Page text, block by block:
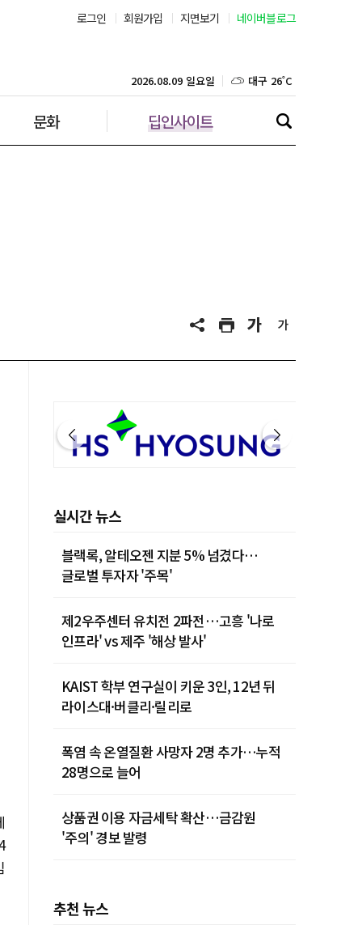
로그인 회원가입 지면보기 네이버블로그
문화 딥인사이트
2026.08.09 일요일 대구 26˚C
인천 26˚C
제주 27˚C
실시간 뉴스
블랙록, 알테오젠 지분 5% 넘겼다…
글로벌 투자자 '주목'
제2우주센터 유치전 2파전…고흥 '나로
인프라' vs 제주 '해상 발사'
KAIST 학부 연구실이 키운 3인, 12년 뒤
라이스대·버클리·릴리로
폭염 속 온열질환 사망자 2명 추가…누적
28명으로 늘어
상품권 이용 자금세탁 확산…금감원
'주의' 경보 발령
추천 뉴스